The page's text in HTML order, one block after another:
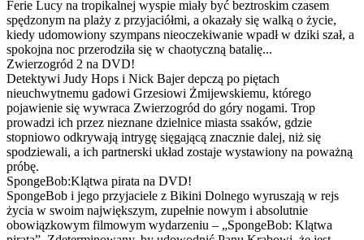
Ferie Lucy na tropikalnej wyspie miały być beztroskim czasem
spędzonym na plaży z przyjaciółmi, a okazały się walką o życie,
kiedy udomowiony szympans nieoczekiwanie wpadł w dziki szał, a
spokojna noc przerodziła się w chaotyczną batalię...
Zwierzogród 2 na DVD!
Detektywi Judy Hops i Nick Bajer depczą po piętach
nieuchwytnemu gadowi Grzesiowi Żmijewskiemu, którego
pojawienie się wywraca Zwierzogród do góry nogami. Trop
prowadzi ich przez nieznane dzielnice miasta ssaków, gdzie
stopniowo odkrywają intrygę sięgającą znacznie dalej, niż się
spodziewali, a ich partnerski układ zostaje wystawiony na poważną
próbę.
SpongeBob:Klątwa pirata na DVD!
SpongeBob i jego przyjaciele z Bikini Dolnego wyruszają w rejs
życia w swoim największym, zupełnie nowym i absolutnie
obowiązkowym filmowym wydarzeniu – „SpongeBob: Klątwa